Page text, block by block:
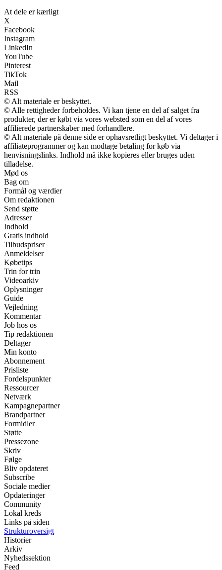
At dele er kærligt
X
Facebook
Instagram
LinkedIn
YouTube
Pinterest
TikTok
Mail
RSS
© Alt materiale er beskyttet.
© Alle rettigheder forbeholdes. Vi kan tjene en del af salget fra
produkter, der er købt via vores websted som en del af vores
affilierede partnerskaber med forhandlere.
© Alt materiale på denne side er ophavsretligt beskyttet. Vi deltager i
affiliateprogrammer og kan modtage betaling for køb via
henvisningslinks. Indhold må ikke kopieres eller bruges uden
tilladelse.
Mød os
Bag om
Formål og værdier
Om redaktionen
Send støtte
Adresser
Indhold
Gratis indhold
Tilbudspriser
Anmeldelser
Købetips
Trin for trin
Videoarkiv
Oplysninger
Guide
Vejledning
Kommentar
Job hos os
Tip redaktionen
Deltager
Min konto
Abonnement
Prisliste
Fordelspunkter
Ressourcer
Netværk
Kampagnepartner
Brandpartner
Formidler
Støtte
Pressezone
Skriv
Følge
Bliv opdateret
Subscribe
Sociale medier
Opdateringer
Community
Lokal kreds
Links på siden
Strukturoversigt
Historier
Arkiv
Nyhedssektion
Feed